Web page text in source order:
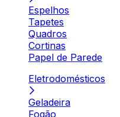
Espelhos
Tapetes
Quadros
Cortinas
Papel de Parede
Eletrodomésticos
Geladeira
Fogão